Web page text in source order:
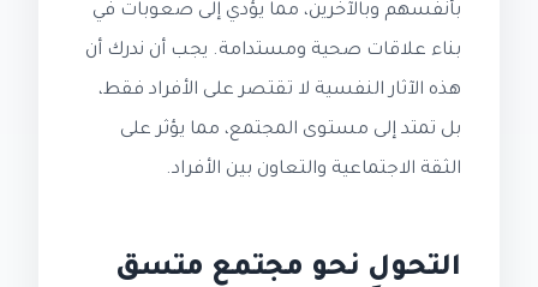
بأنفسهم وبالآخرين، مما يؤدي إلى صعوبات في
بناء علاقات صحية ومستدامة. يجب أن ندرك أن
هذه الآثار النفسية لا تقتصر على الأفراد فقط،
بل تمتد إلى مستوى المجتمع، مما يؤثر على
الثقة الاجتماعية والتعاون بين الأفراد.
التحول نحو مجتمع متسق